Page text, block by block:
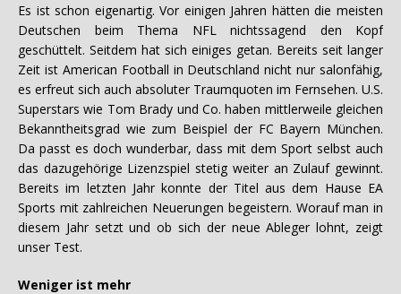
Es ist schon eigenartig. Vor einigen Jahren hätten die meisten
Deutschen beim Thema NFL nichtssagend den Kopf
geschüttelt. Seitdem hat sich einiges getan. Bereits seit langer
Zeit ist American Football in Deutschland nicht nur salonfähig,
es erfreut sich auch absoluter Traumquoten im Fernsehen. U.S.
Superstars wie Tom Brady und Co. haben mittlerweile gleichen
Bekanntheitsgrad wie zum Beispiel der FC Bayern München.
Da passt es doch wunderbar, dass mit dem Sport selbst auch
das dazugehörige Lizenzspiel stetig weiter an Zulauf gewinnt.
Bereits im letzten Jahr konnte der Titel aus dem Hause EA
Sports mit zahlreichen Neuerungen begeistern. Worauf man in
diesem Jahr setzt und ob sich der neue Ableger lohnt, zeigt
unser Test.
Weniger ist mehr